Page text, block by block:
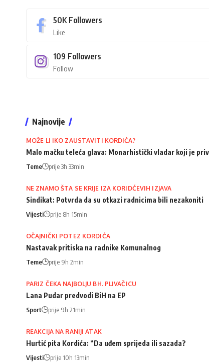
50K Followers
Like
109 Followers
Follow
Najnovije
MOŽE LI IKO ZAUSTAVITI KORDIĆA?
Malo mačku teleća glava: Monarhistički vladar koji je
Teme prije 3h 33min
NE ZNAMO ŠTA SE KRIJE IZA KORIDĆEVIH IZJAVA
Sindikat: Potvrda da su otkazi radnicima bili nezakoniti
Vijesti prije 8h 15min
OČAJNIČKI POTEZ KORDIĆA
Nastavak pritiska na radnike Komunalnog
Teme prije 9h 2min
PARIZ ČEKA NAJBOLJU BH. PLIVAČICU
Lana Pudar predvodi BiH na EP
Sport prije 9h 21min
REAKCIJA NA RANIJI ATAK
Hurtić pita Kordića: “Da uđem sprijeda ili sazada?
Vijesti prije 10h 13min